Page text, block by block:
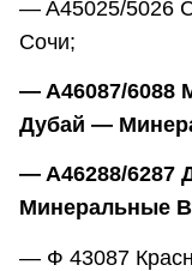
— A45025/5026
Сочи;
— A46087/
Дубай —
— A46288/
Минеральные
— Ф 43087